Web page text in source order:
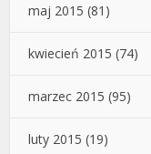
maj 2015 (81)
kwiecień 2015 (74)
marzec 2015 (95)
luty 2015 (19)